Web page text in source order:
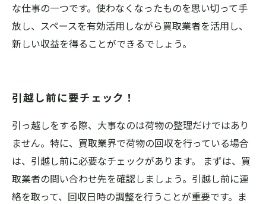
な仕事の一つです。使わなくなったものを思い切って手
放し、スペースを有効活用しながら買取業者を活用し、
新しい収益を得ることができるでしょう。
引越し前に要チェック！
引っ越しをする際、大事なのは荷物の整理だけではあり
ません。特に、買取業界で荷物の回収を行っている場合
は、引越し前に必要なチェックがあります。 まずは、買
取業者の問い合わせ先を確認しましょう。引越し前に連
絡を取って、回収日時の調整を行うことが重要です。ま